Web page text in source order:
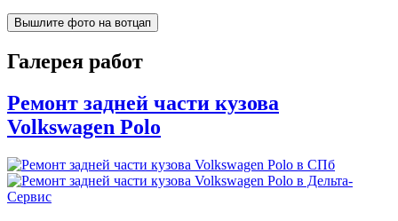
Вышлите фото на вотцап
Галерея работ
Ремонт задней части кузова
Volkswagen Polo